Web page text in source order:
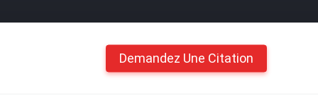
Demandez Une Citation